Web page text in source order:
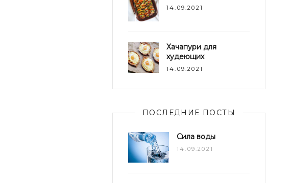
14.09.2021
Хачапури для
худеющих
14.09.2021
ПОСЛЕДНИЕ ПОСТЫ
Сила воды
14.09.2021